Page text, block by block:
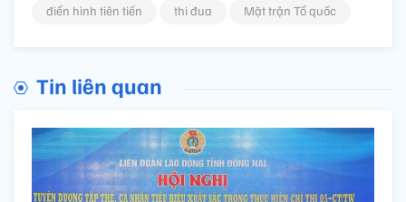
điển hình tiên tiến
thi đua Mặt trận Tổ quốc
Tin liên quan